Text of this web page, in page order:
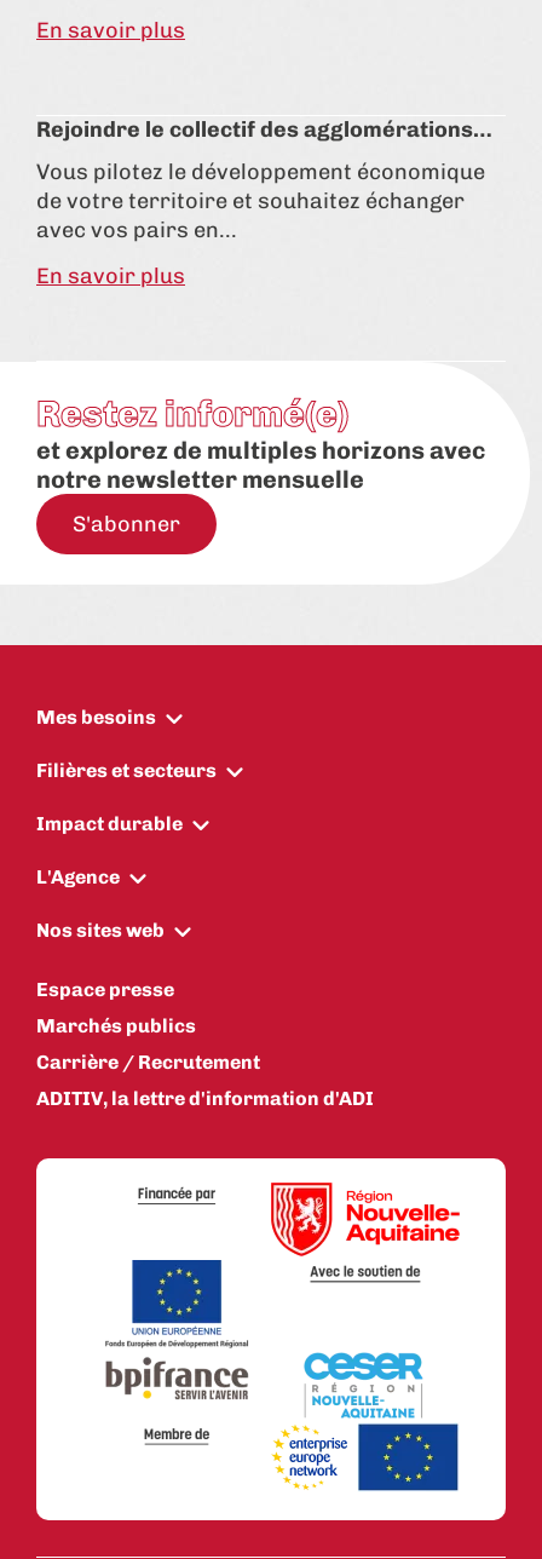
En savoir plus
Rejoindre le collectif des agglomérations…
Vous pilotez le développement économique
de votre territoire et souhaitez échanger
avec vos pairs en...
En savoir plus
Restez informé(e)
et explorez de multiples horizons avec
notre newsletter mensuelle
S'abonner
Mes besoins
Filières et secteurs
Impact durable
L'Agence
Nos sites web
Espace presse
Marchés publics
Carrière / Recrutement
ADITIV, la lettre d'information d'ADI